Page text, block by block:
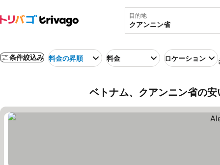
目的地
条件絞込み 料金の昇順 料金 ロケーション
ベトナム、クアンニン省の安